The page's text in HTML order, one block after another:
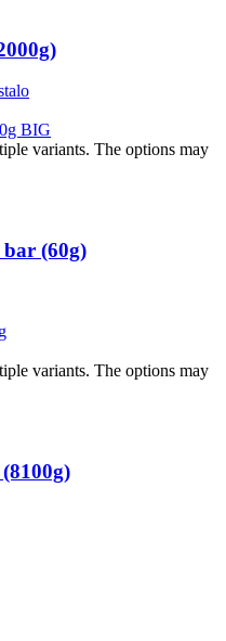
variants. The options may
(60g)
variants. The options may